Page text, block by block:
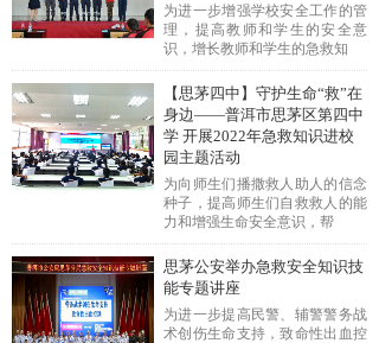
为进一步增强学校安全工作的管
理，提高教师和学生的安全意
识，增长教师和学生的急救知
【思茅四中】守护生命“救”在
身边——普洱市思茅区第四中
学 开展2022年急救知识进校
园主题活动
为向师生们播撒救人助人的信念
种子，提高师生们自救救人的能
力和增强生命安全意识，帮
思茅公安举办急救安全知识技
能专题讲座
为进一步提高民警、辅警警务战
术创伤生命支持，致命性出血控